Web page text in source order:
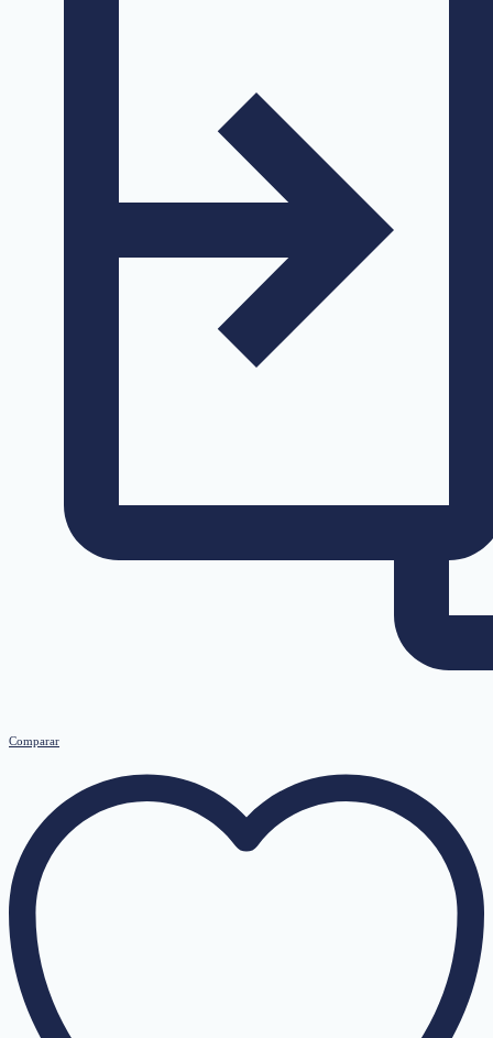
Comparar